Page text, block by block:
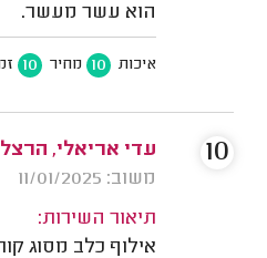
הוא עשר מעשר.
איכות 10 מחיר 10
עדי אריאלי,
משוב: 11/01/2025
תיאור השירות:
אילוף כלב מסוג
10